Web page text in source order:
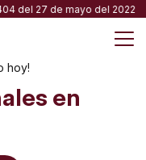
27 de mayo del 2022
hoy!
en